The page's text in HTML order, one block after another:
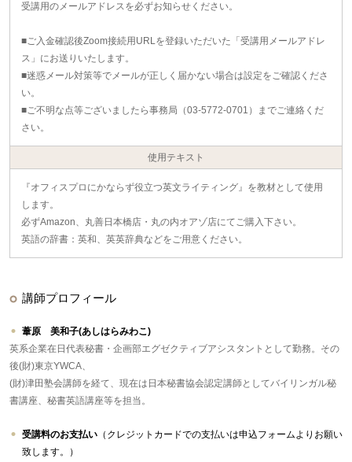
受講用のメールアドレスを必ずお知らせください。
■ご入金確認後Zoom接続用URLを登録いただいた「受講用メールアドレ
ス」にお送りいたします。
■迷惑メール対策等でメールが正しく届かない場合は設定をご確認くださ
い。
■ご不明な点等ございましたら事務局（03-5772-0701）までご連絡くだ
さい。
使用テキスト
『オフィスプロにかならず役立つ英文ライティング』を教材として使用
します。
必ずAmazon、丸善日本橋店・丸の内オアゾ店にてご購入下さい。
英語の辞書：英和、英英辞典などをご用意ください。
講師プロフィール
葦原 美和子(あしはらみわこ)
英系企業在日代表秘書・企画部エグゼクティブアシスタントとして勤務。その
後(財)東京YWCA、
(財)津田塾会講師を経て、現在は日本秘書協会認定講師としてバイリンガル秘
書講座、秘書英語講座等を担当。
受講料のお支払い （クレジットカードでの支払いは申込フォームよりお願い
致します。）